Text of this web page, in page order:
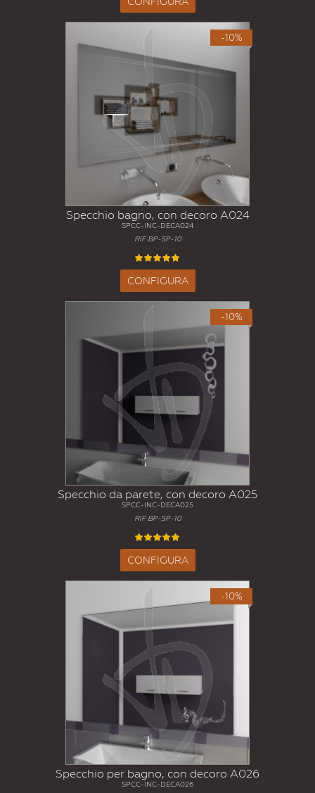
-10%
Specchio bagno, con decoro A024
SPCC-INC-DECA024
RIF BP-SP-10
CONFIGURA
-10%
Specchio da parete, con decoro A025
SPCC-INC-DECA025
RIF BP-SP-10
CONFIGURA
-10%
Specchio per bagno, con decoro A026
SPCC-INC-DECA026